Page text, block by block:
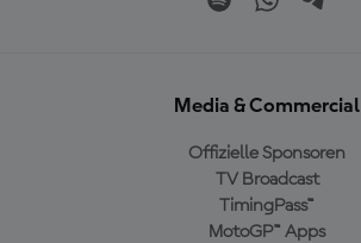
Media & Commercial
Offizielle Sponsoren
TV Broadcast
TimingPass™
MotoGP™ Apps